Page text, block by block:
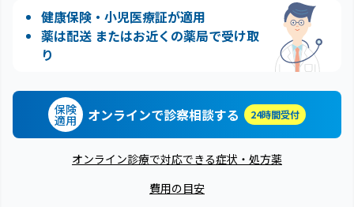
健康保険・小児医療証が適用
薬は配送 またはお近くの薬局で受け取
り
保険
適用 オンラインで診察相談する 24時間受付
オンライン診療で対応できる症状・処方薬
費用の目安